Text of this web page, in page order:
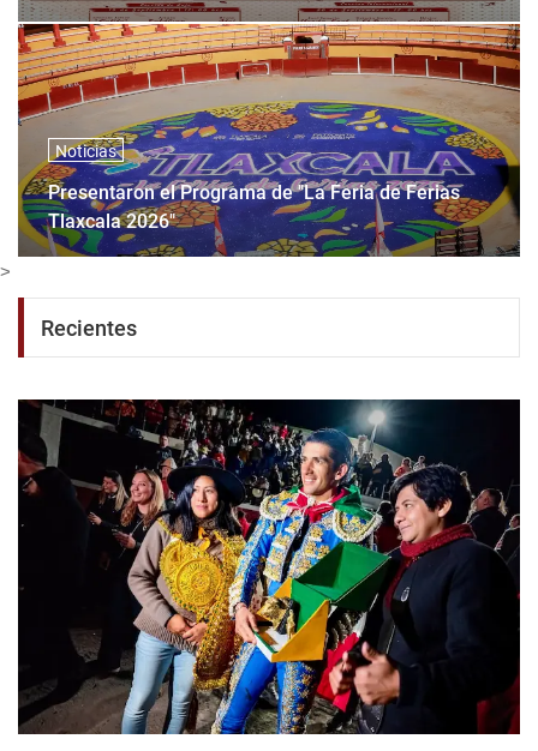
Noticias
Presentaron el Programa de "La Feria de Ferias
Tlaxcala 2026"
>
Recientes